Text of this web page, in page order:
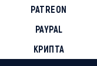
PATREON
PAYPAL
КРИПТА